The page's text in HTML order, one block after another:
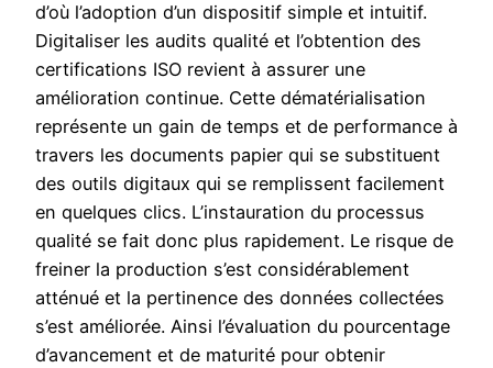
d’où l’adoption d’un dispositif simple et intuitif.
Digitaliser les audits qualité et l’obtention des
certifications ISO revient à assurer une
amélioration continue. Cette dématérialisation
représente un gain de temps et de performance à
travers les documents papier qui se substituent
des outils digitaux qui se remplissent facilement
en quelques clics. L’instauration du processus
qualité se fait donc plus rapidement. Le risque de
freiner la production s’est considérablement
atténué et la pertinence des données collectées
s’est améliorée. Ainsi l’évaluation du pourcentage
d’avancement et de maturité pour obtenir